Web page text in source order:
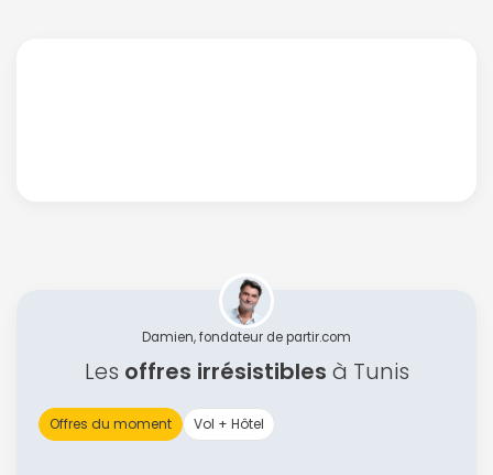
Damien, fondateur de partir.com
Les offres irrésistibles à Tunis
Offres du moment Vol + Hôtel